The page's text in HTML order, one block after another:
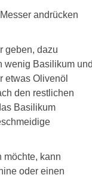
andrücken
geben, dazu
wenig Basilikum
etwas Olivenöl
den restlichen
Basilikum
möchte, kann
oder einen